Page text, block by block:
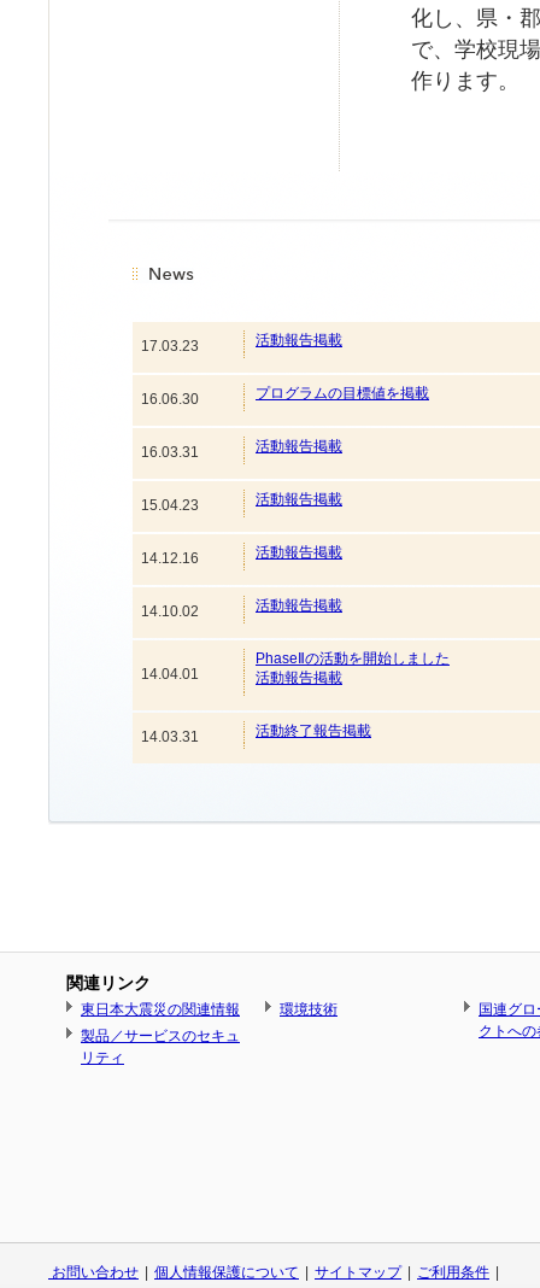
化し、県・
で、学校現
作ります。
17.03.23 活動報告掲載
16.06.30 プログラムの目標値を掲載
16.03.31 活動報告掲載
15.04.23 活動報告掲載
14.12.16 活動報告掲載
14.10.02 活動報告掲載
14.04.01
PhaseⅡの活動を開始しました
活動報告掲載
14.03.31 活動終了報告掲載
関連リンク
東日本大震災の関連情報
製品／サービスのセキュ
リティ
環境技術
国連グ
クトへの
お問い合わせ 個人情報保護について サイトマップ ご利用条件